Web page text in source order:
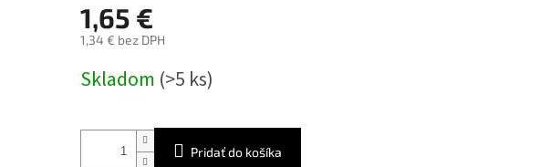
1,65 €
1,34 € bez DPH
cena:
Skladom (>5 ks)
Pridať do košíka